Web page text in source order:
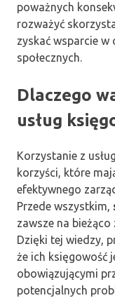
poważnych
rozważyć
zyskać wsparcie w
społecznych.
Dlaczego
usług
Korzystanie z
korzyści, które
efektywnego
Przede wszystkim,
zawsze na
Dzięki tej wiedzy,
że ich księgowość
obowiązującymi
potencjalnych